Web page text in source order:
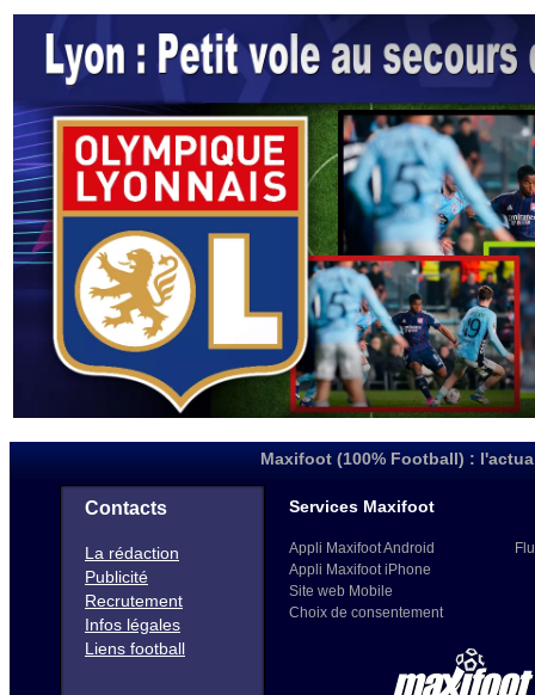
Maxifoot (100% Football) :
Contacts
La rédaction
Publicité
Recrutement
Infos légales
Liens football
Services Maxifoot
Appli Maxifoot Android
Appli Maxifoot iPhone
Site web Mobile
Choix de consentement